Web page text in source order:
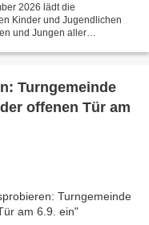
2026 lädt die
Kinder und Jugendlichen
und Jungen aller
Turngemeinde
offenen Tür am